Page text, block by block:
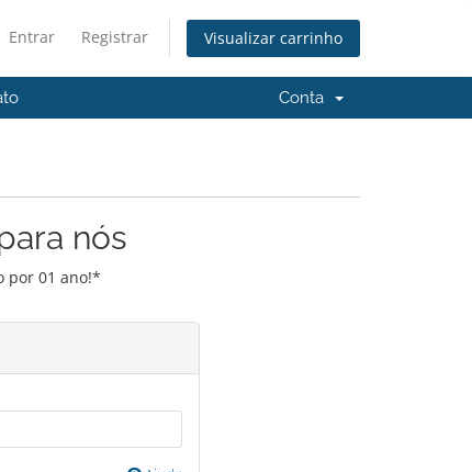
Entrar Registrar Visualizar carrinho
Conta
nós
por 01 ano!*